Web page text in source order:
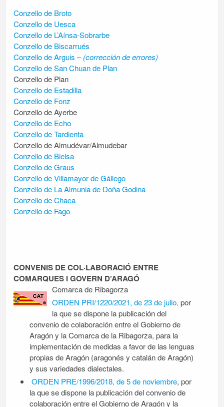
Conzello de Broto
Conzello de Uesca
Conzello de L’Aínsa-Sobrarbe
Conzello de Biscarrués
Conzello de Arguis –(corrección de errores)
Conzello de San Chuan de Plan
Conzello de Plan
Conzello de Estadilla
Conzello de Fonz
Conzello de Ayerbe
Conzello de Echo
Conzello de Tardienta
Conzello de Almudévar/Almudebar
Conzello de Bielsa
Conzello de Graus
Conzello de Villamayor de Gállego
Conzello de La Almunia de Doña Godina
Conzello de Chaca
Conzello de Fago
CONVENIS DE COL·LABORACIÓ ENTRE
COMARQUES I GOVERN D’ARAGÓ
Comarca de Ribagorza
ORDEN PRI/1220/2021, de 23 de julio, por
la que se dispone la publicación del
convenio de colaboración entre el Gobierno de
Aragón y la Comarca de la Ribagorza, para la
implementación de medidas a favor de las lenguas
propias de Aragón (aragonés y catalán de Aragón)
y sus variedades dialectales.
ORDEN PRE/1996/2018, de 5 de noviembre, por
la que se dispone la publicación del convenio de
colaboración entre el Gobierno de Aragón y la